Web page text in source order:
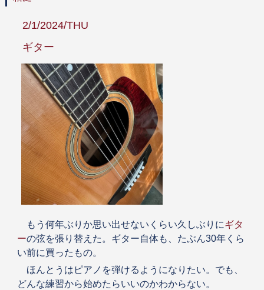
2/1/2024/THU
ギター
もう何年ぶりか思い出せないくらい久しぶりにギタ
ーの弦を張り替えた。ギター自体も、たぶん30年くら
い前に買ったもの。
ほんとうはピアノを弾けるようになりたい。でも、
どんな練習から始めたらいいのかわからない。